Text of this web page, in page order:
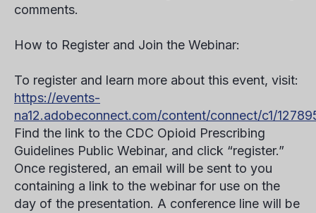
comments.
How to Register and Join the Webinar:
To register and learn more about this event, visit:
https://events-
na12.adobeconnect.com/content/connect/c1/
Find the link to the CDC Opioid Prescribing
Guidelines Public Webinar, and click “register.”
Once registered, an email will be sent to you
containing a link to the webinar for use on the
day of the presentation. A conference line will be